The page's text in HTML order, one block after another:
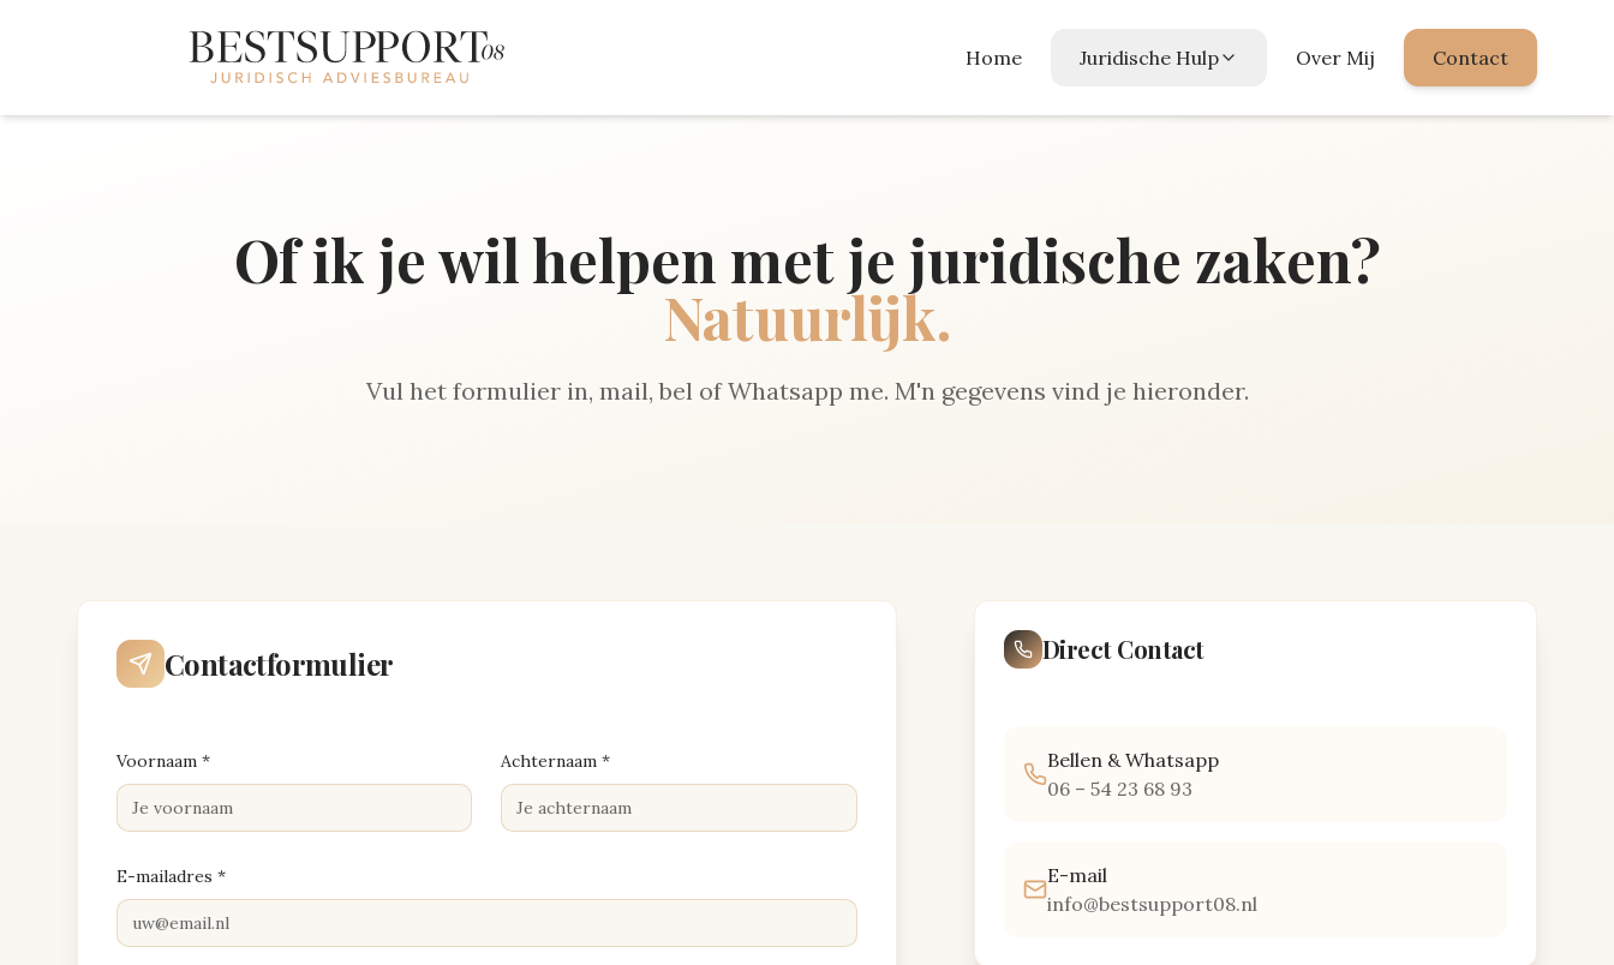
Home
Juridische Hulp Over Mij Contact
Of ik je wil helpen met je juridische zaken?
Natuurlijk.
Vul het formulier in, mail, bel of Whatsapp me. M'n gegevens vind je hieronder.
Contactformulier
Voornaam * Achternaam *
E-mailadres *
Direct Contact
Bellen & Whatsapp
06 – 54 23 68 93
E-mail
info@bestsupport08.nl